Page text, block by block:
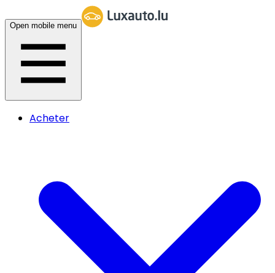
Open mobile menu
Acheter